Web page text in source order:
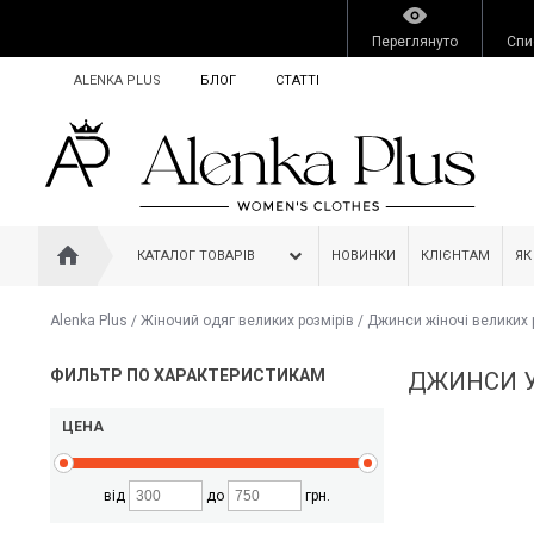
Переглянуто
ALENKA PLUS БЛОГ СТАТТІ
КАТАЛОГ ТОВАРІВ НОВИНКИ КЛІЄНТАМ
Alenka Plus / Жіночий одяг великих розмірів / Джинси жіночі великих
ФИЛЬТР ПО ХАРАКТЕРИСТИКАМ
ЦЕНА
від до грн.
ДЖИНСИ